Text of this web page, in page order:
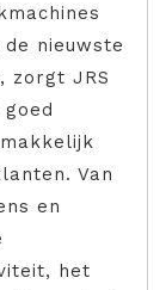
nieuwste
zorgt JRS
Van
en
het